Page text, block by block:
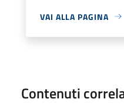
VAI ALLA PAGINA
Contenuti